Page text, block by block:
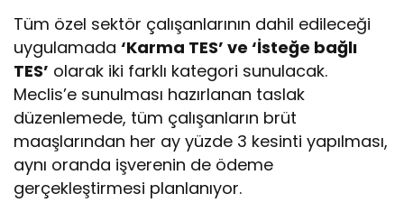
Tüm özel sektör çalışanlarının dahil edileceği
uygulamada‘Karma TES’ ve ‘İsteğe bağlı
TES’ olarak iki farklı kategori sunulacak.
Meclis’e sunulması hazırlanan taslak
düzenlemede, tüm çalışanların brüt
maaşlarından her ay yüzde 3 kesinti yapılması,
aynı oranda işverenin de ödeme
gerçekleştirmesi planlanıyor.